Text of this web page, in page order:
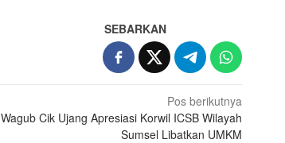
SEBARKAN
Pos berikutnya
Wagub Cik Ujang Apresiasi Korwil ICSB Wilayah
Sumsel Libatkan UMKM